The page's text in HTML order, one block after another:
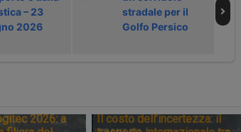
– 23
2026
stradale per il
Golfo Persico
2026: a
Il costo dell’incertezza: il